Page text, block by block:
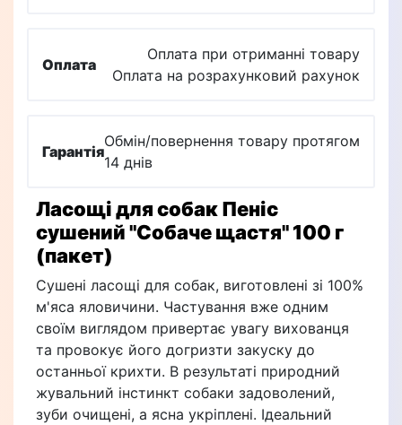
Оплата
Оплата при отриманні товару
Оплата на розрахунковий рахунок
Гарантія
Обмін/повернення товару протягом
14 днів
Ласощі для собак Пеніс
сушений "Собаче щастя" 100 г
(пакет)
Сушені ласощі для собак, виготовлені зі 100%
м'яса яловичини. Частування вже одним
своїм виглядом привертає увагу вихованця
та провокує його догризти закуску до
останньої крихти. В результаті природний
жувальний інстинкт собаки задоволений,
зуби очищені, а ясна укріплені. Ідеальний